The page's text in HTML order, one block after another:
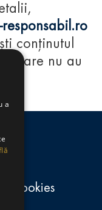
cookies
conținutul
care nu au
a